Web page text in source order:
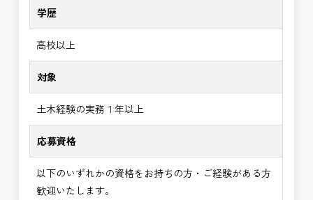
学歴
高校以上
対象
土木経験の実務１年以上
応募資格
以下のいずれかの資格をお持ちの方・ご経験がある方
歓迎いたします。